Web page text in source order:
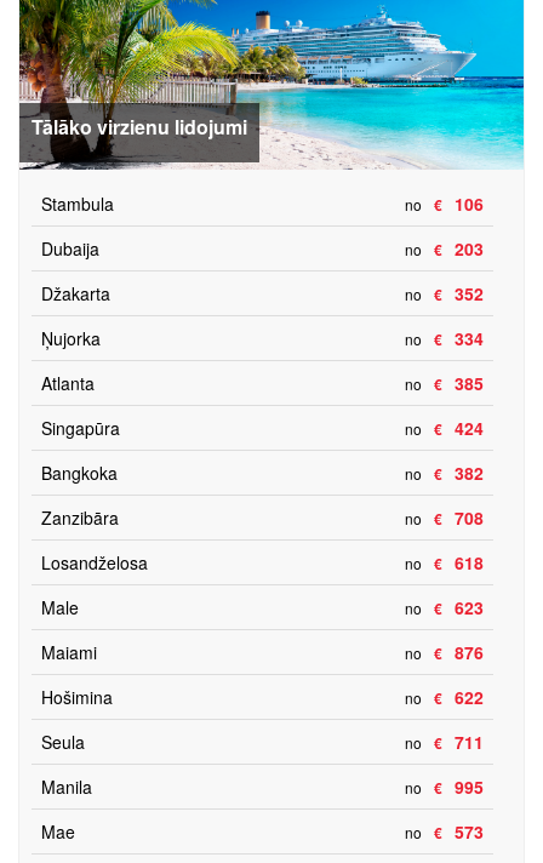
Tālāko virzienu lidojumi
Stambula no €
106
Dubaija
no € 203
Džakarta
no € 352
Ņujorka
no € 334
Atlanta
no € 385
Singapūra
no € 424
Bangkoka
no € 382
Zanzibāra
no € 708
Losandželosa
no € 618
Male
no € 623
Maiami
no € 876
Hošimina
no € 622
Seula
no € 711
Manila
no € 995
Mae
no € 573